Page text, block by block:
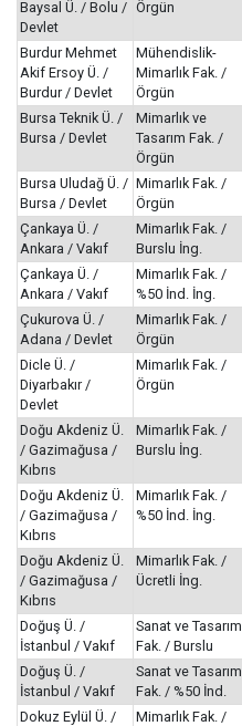
Baysal Ü. / Bolu /
Devlet
Örgün
Burdur Mehmet
Akif Ersoy Ü. /
Burdur / Devlet
Mühendislik-
Mimarlık Fak. /
Örgün
Bursa Teknik Ü. /
Bursa / Devlet
Mimarlık ve
Tasarım Fak. /
Örgün
Bursa Uludağ Ü. /
Bursa / Devlet
Mimarlık Fak. /
Örgün
Çankaya Ü. /
Ankara / Vakıf
Mimarlık Fak. /
Burslu İng.
Çankaya Ü. /
Ankara / Vakıf
Mimarlık Fak. /
%50 İnd. İng.
Çukurova Ü. /
Adana / Devlet
Mimarlık Fak. /
Örgün
Dicle Ü. /
Diyarbakır /
Devlet
Mimarlık Fak. /
Örgün
Doğu Akdeniz Ü.
/ Gazimağusa /
Kıbrıs
Mimarlık Fak. /
Burslu İng.
Doğu Akdeniz Ü.
/ Gazimağusa /
Kıbrıs
Mimarlık Fak. /
%50 İnd. İng.
Doğu Akdeniz Ü.
/ Gazimağusa /
Kıbrıs
Mimarlık Fak. /
Ücretli İng.
Doğuş Ü. /
İstanbul / Vakıf
Sanat ve Tasarım
Fak. / Burslu
Doğuş Ü. /
İstanbul / Vakıf
Sanat ve Tasarım
Fak. / %50 İnd.
Dokuz Eylül Ü. /
Mimarlık Fak. /